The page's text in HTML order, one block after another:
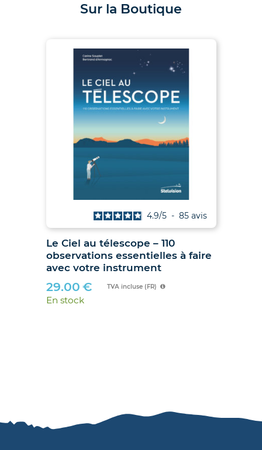
Sur la Boutique
à faire
Jumelles Noctua « yeux de
hibou »
4.7
89.90€
En stock